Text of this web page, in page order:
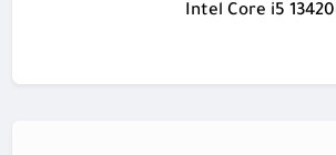
Intel Core i5